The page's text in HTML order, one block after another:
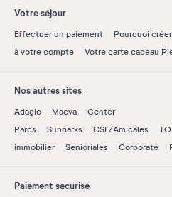
Votre séjour
Effectuer un paiement Pourquoi
à votre compte
Votre carte cadeau
Nos autres sites
Adagio Maeva
Center
Parcs
Sunparks CSE/Amicales TO
immobilier
Senioriales Corporate
Paiement sécurisé